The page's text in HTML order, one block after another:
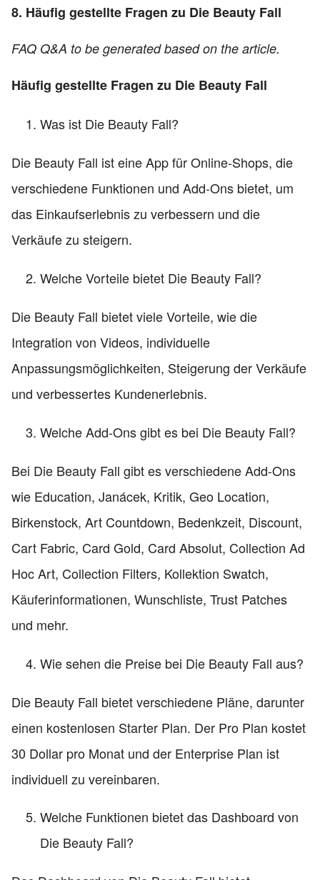
8. Häufig gestellte Fragen zu Die Beauty Fall
FAQ Q&A to be generated based on the article.
Häufig gestellte Fragen zu Die Beauty Fall
Was ist Die Beauty Fall?
Die Beauty Fall ist eine App für Online-Shops, die
verschiedene Funktionen und Add-Ons bietet, um
das Einkaufserlebnis zu verbessern und die
Verkäufe zu steigern.
Welche Vorteile bietet Die Beauty Fall?
Die Beauty Fall bietet viele Vorteile, wie die
Integration von Videos, individuelle
Anpassungsmöglichkeiten, Steigerung der Verkäufe
und verbessertes Kundenerlebnis.
Welche Add-Ons gibt es bei Die Beauty Fall?
Bei Die Beauty Fall gibt es verschiedene Add-Ons
wie Education, Janácek, Kritik, Geo Location,
Birkenstock, Art Countdown, Bedenkzeit, Discount,
Cart Fabric, Card Gold, Card Absolut, Collection Ad
Hoc Art, Collection Filters, Kollektion Swatch,
Käuferinformationen, Wunschliste, Trust Patches
und mehr.
Wie sehen die Preise bei Die Beauty Fall aus?
Die Beauty Fall bietet verschiedene Pläne, darunter
einen kostenlosen Starter Plan. Der Pro Plan kostet
30 Dollar pro Monat und der Enterprise Plan ist
individuell zu vereinbaren.
Welche Funktionen bietet das Dashboard von
Die Beauty Fall?